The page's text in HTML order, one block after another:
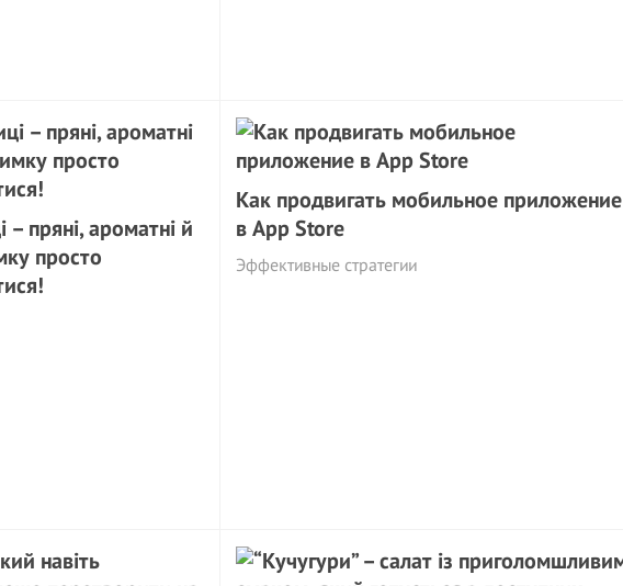
пряні, ароматні й
просто
Как продвигать мобильное приложение
в App Store
Эффективные стратегии